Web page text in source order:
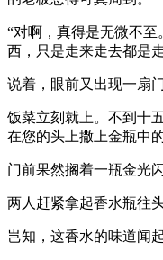
“对啊，真得是无微不
西，只是走来走去都是
说着，眼前又出现一扇
饭菜立刻就上。不到十
在您的头上撒上金瓶中的
门前果然搁着一瓶金光
两人赶紧拿起香水瓶往头
岂知，这香水的味道闻